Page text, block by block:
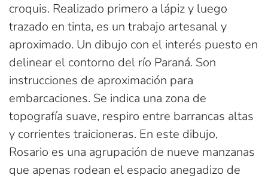
croquis. Realizado primero a lápiz y luego
trazado en tinta, es un trabajo artesanal y
aproximado. Un dibujo con el interés puesto en
delinear el contorno del río Paraná. Son
instrucciones de aproximación para
embarcaciones. Se indica una zona de
topografía suave, respiro entre barrancas altas
y corrientes traicioneras. En este dibujo,
Rosario es una agrupación de nueve manzanas
que apenas rodean el espacio anegadizo de